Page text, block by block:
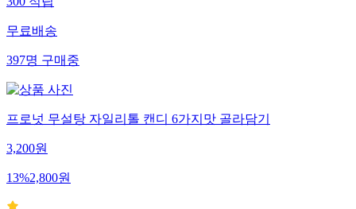
300적립
무료배송
397명구매중
프로넛 무설탕 자일리톨 캔디 6가지맛 골라담기
3,200원
13%2,800원